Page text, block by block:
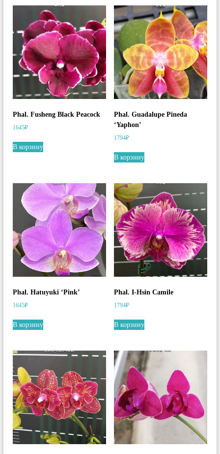
Phal. Fusheng Black Peacock
1645₽
В корзину
Phal. Guadalupe Pineda
‘Yaphon’
1794₽
В корзину
Phal. Hatuyuki ‘Pink’
1645₽
В корзину
Phal. I-Hsin Camile
1794₽
В корзину